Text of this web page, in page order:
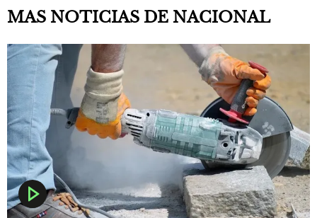
MAS NOTICIAS DE NACIONAL